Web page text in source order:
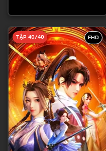
FHD
TẬP 40/40